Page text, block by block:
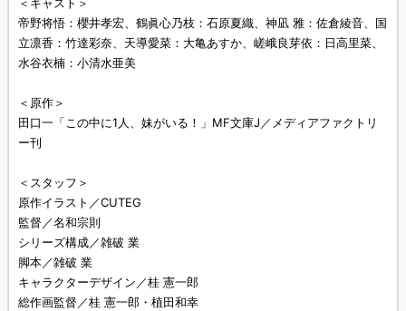
帝野将悟：櫻井孝宏、鶴眞心乃枝：石原夏織、神凪 雅：佐倉綾音、国
立凛香：竹達彩奈、天導愛菜：大亀あすか、嵯峨良芽依：日高里菜、
水谷衣楠：小清水亜美
＜原作＞
田口一「この中に1人、妹がいる！」MF文庫J／メディアファクトリ
ー刊
＜スタッフ＞
原作イラスト／CUTEG
監督／名和宗則
シリーズ構成／雑破 業
脚本／雑破 業
キャラクターデザイン／桂 憲一郎
総作画監督／桂 憲一郎・植田和幸